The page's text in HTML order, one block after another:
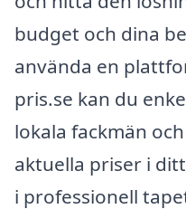
budget och dina
använda en
pris.se kan du
lokala fackmän
aktuella priser i
i professionell